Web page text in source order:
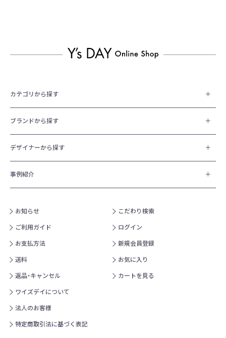
カテゴリから探す
ブランドから探す
デザイナーから探す
事例紹介
お知らせ
ご利用ガイド
お支払方法
送料
返品・キャンセル
ワイズデイについて
法人のお客様
特定商取引法に基づく表記
こだわり検索
ログイン
新規会員登録
お気に入り
カートを見る